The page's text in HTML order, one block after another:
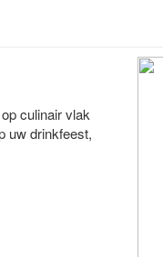
culinair vlak
uw drinkfeest,